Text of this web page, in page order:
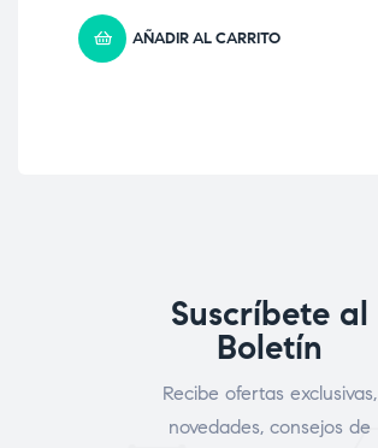
AÑADIR AL CARRITO
Suscríbete al
Boletín
Recibe ofertas exclusivas,
novedades, consejos de